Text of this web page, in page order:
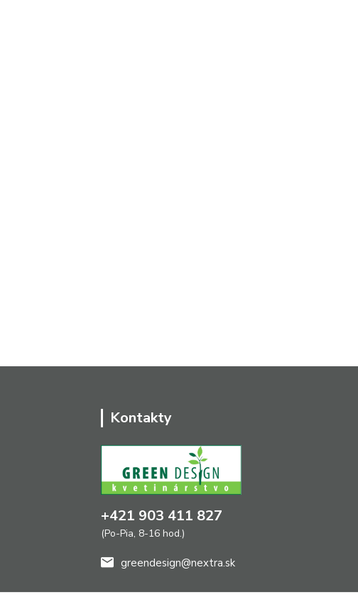
Kontakty
+421 903 411 827
(Po-Pia, 8-16 hod.)
greendesign@nextra.sk